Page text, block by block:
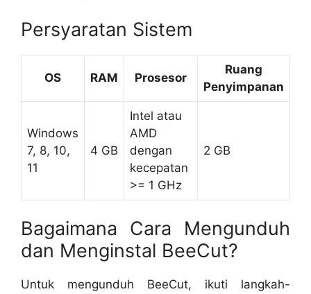
Persyaratan Sistem
OS RAM Prosesor
Ruang
Penyimpanan
Windows
7, 8, 10,
11
4 GB
Intel atau
AMD
dengan
kecepatan
>= 1 GHz
2 GB
Bagaimana Cara Mengunduh
dan Menginstal BeeCut?
Untuk mengunduh BeeCut, ikuti langkah-